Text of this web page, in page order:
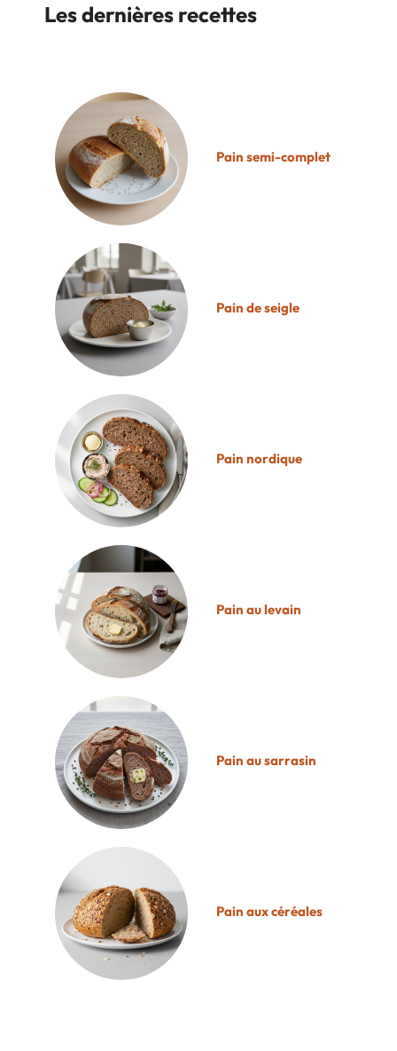
Les dernières recettes
Pain semi-complet
Pain de seigle
Pain nordique
Pain au levain
Pain au sarrasin
Pain aux céréales